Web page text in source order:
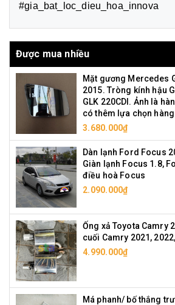
#gia_bat_loc_dieu_hoa_innova
Được mua nhiều
Mặt gương Mercedes
2015. Tròng kính hậu
GLK 220CDI. Ảnh là
có thêm lựa chọn
3.680.000₫
Dàn lạnh Ford Focus
Giàn lạnh Focus 1.8,
điều hoà Focus
2.090.000₫
Ống xả Toyota Camry
cuối Camry 2021,
4.990.000₫
Má phanh/ bố thắng